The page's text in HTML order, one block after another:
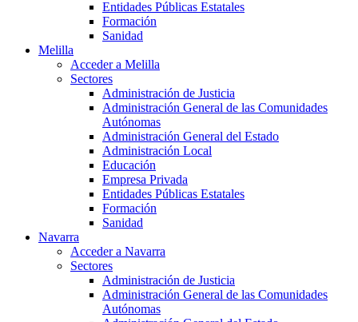
Entidades Públicas Estatales
Formación
Sanidad
Melilla
Acceder a Melilla
Sectores
Administración de Justicia
Administración General de las Comunidades
Autónomas
Administración General del Estado
Administración Local
Educación
Empresa Privada
Entidades Públicas Estatales
Formación
Sanidad
Navarra
Acceder a Navarra
Sectores
Administración de Justicia
Administración General de las Comunidades
Autónomas